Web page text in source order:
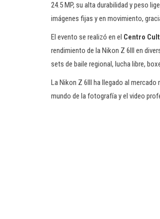
24.5 MP, su alta durabilidad y peso
imágenes fijas y en movimiento,
El evento se realizó en el Centro
rendimiento de la Nikon Z 6III en
sets de baile regional, lucha libre,
La Nikon Z 6III ha llegado al
mundo de la fotografía y el video